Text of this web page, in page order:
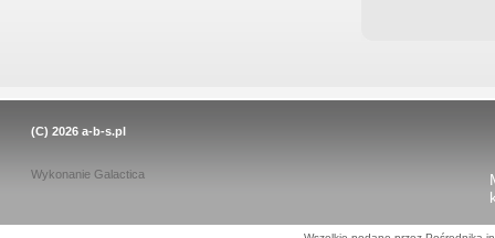
(C) 2026 a-b-s.pl
Wykonanie Galactica